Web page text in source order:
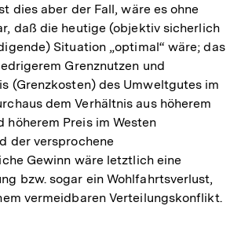
dies aber der Fall, wäre es ohne
daß die heutige (objektiv sicherlich
Situation „optimal“ wäre; das
Grenznutzen und
(Grenzkosten) des Umweltgutes im
dem Verhältnis aus höherem
höherem Preis im Westen
der versprochene
Gewinn wäre letztlich eine
bzw. sogar ein Wohlfahrtsverlust,
vermeidbaren Verteilungskonflikt.